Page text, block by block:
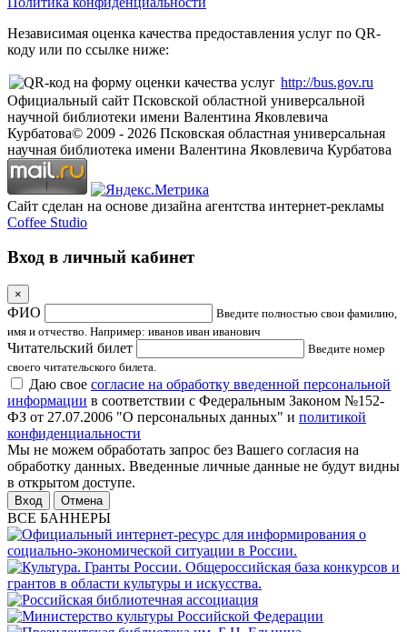
Независимая оценка качества предоставления услуг по QR-
коду или по ссылке ниже:
http://bus.gov.ru
Официальный сайт Псковской областной универсальной
научной библиотеки имени Валентина Яковлевича
Курбатова© 2009 - 2026 Псковская областная универсальная
научная библиотека имени Валентина Яковлевича Курбатова
Сайт сделан на основе дизайна агентства интернет-рекламы
Coffee Studio
Вход в личный кабинет
×
ФИО
Введите полностью свои фамилию,
имя и отчество. Например: иванов иван иванович
Читательский билет
Введите номер
своего читательского билета.
Даю свое согласие на обработку введенной персональной
информации в соответствии с Федеральным Законом №152-
ФЗ от 27.07.2006 "О персональных данных" и политикой
конфиденциальности
Мы не можем обработать запрос без Вашего согласия на
обработку данных. Введенные личные данные не будут видны
в открытом доступе.
Отмена
ВСЕ БАННЕРЫ